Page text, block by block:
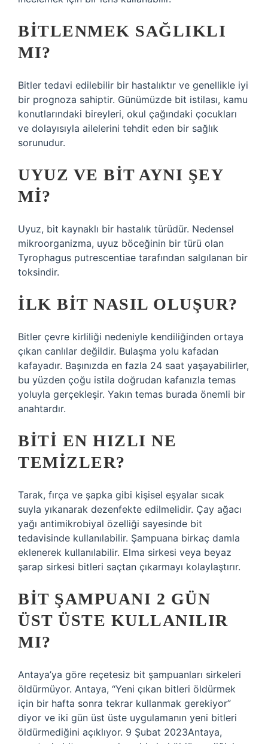
BITLENMEK SAĞLIKLI
MI?
Bitler tedavi edilebilir bir hastalıktır ve genellikle iyi
bir prognoza sahiptir. Günümüzde bit istilası, kamu
konutlarındaki bireyleri, okul çağındaki çocukları
ve dolayısıyla ailelerini tehdit eden bir sağlık
sorunudur.
UYUZ VE BIT AYNI ŞEY
MI?
Uyuz, bit kaynaklı bir hastalık türüdür. Nedensel
mikroorganizma, uyuz böceğinin bir türü olan
Tyrophagus putrescentiae tarafından salgılanan bir
toksindir.
İLK BIT NASIL OLUŞUR?
Bitler çevre kirliliği nedeniyle kendiliğinden ortaya
çıkan canlılar değildir. Bulaşma yolu kafadan
kafayadır. Başınızda en fazla 24 saat yaşayabilirler,
bu yüzden çoğu istila doğrudan kafanızla temas
yoluyla gerçekleşir. Yakın temas burada önemli bir
anahtardır.
BITI EN HIZLI NE
TEMIZLER?
Tarak, fırça ve şapka gibi kişisel eşyalar sıcak
suyla yıkanarak dezenfekte edilmelidir. Çay ağacı
yağı antimikrobiyal özelliği sayesinde bit
tedavisinde kullanılabilir. Şampuana birkaç damla
eklenerek kullanılabilir. Elma sirkesi veya beyaz
şarap sirkesi bitleri saçtan çıkarmayı kolaylaştırır.
BIT ŞAMPUANI 2 GÜN
ÜST ÜSTE KULLANILIR
MI?
Antaya’ya göre reçetesiz bit şampuanları sirkeleri
öldürmüyor. Antaya, “Yeni çıkan bitleri öldürmek
için bir hafta sonra tekrar kullanmak gerekiyor”
diyor ve iki gün üst üste uygulamanın yeni bitleri
öldürmediğini açıklıyor. 9 Şubat 2023Antaya,